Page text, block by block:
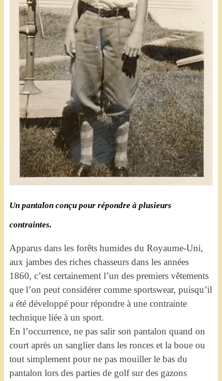
Un pantalon conçu pour répondre à plusieurs
contraintes.
Apparus dans les forêts humides du Royaume-Uni,
aux jambes des riches chasseurs dans les années
1860, c’est certainement l’un des premiers vêtements
que l’on peut considérer comme sportswear, puisqu’il
a été développé pour répondre à une contrainte
technique liée à un sport.
En l’occurrence, ne pas salir son pantalon quand on
court après un sanglier dans les ronces et la boue ou
tout simplement pour ne pas mouiller le bas du
pantalon lors des parties de golf sur des gazons